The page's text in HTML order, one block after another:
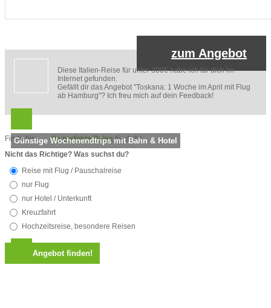
zum Angebot
Diese Italien-Reise für unter 300€ habe ich für dich im
Internet gefunden.
Gefällt dir das Angebot "Toskana: 1 Woche im April mit Flug
ab Hamburg"? Ich freu mich auf dein Feedback!
Finde hier die perfekte Reise für dich!
Nicht das Richtige? Was suchst du?
Reise mit Flug / Pauschalreise
nur Flug
nur Hotel / Unterkunft
Kreuzfahrt
Hochzeitsreise, besondere Reisen
Günstige Wochenendtrips mit Bahn & Hotel